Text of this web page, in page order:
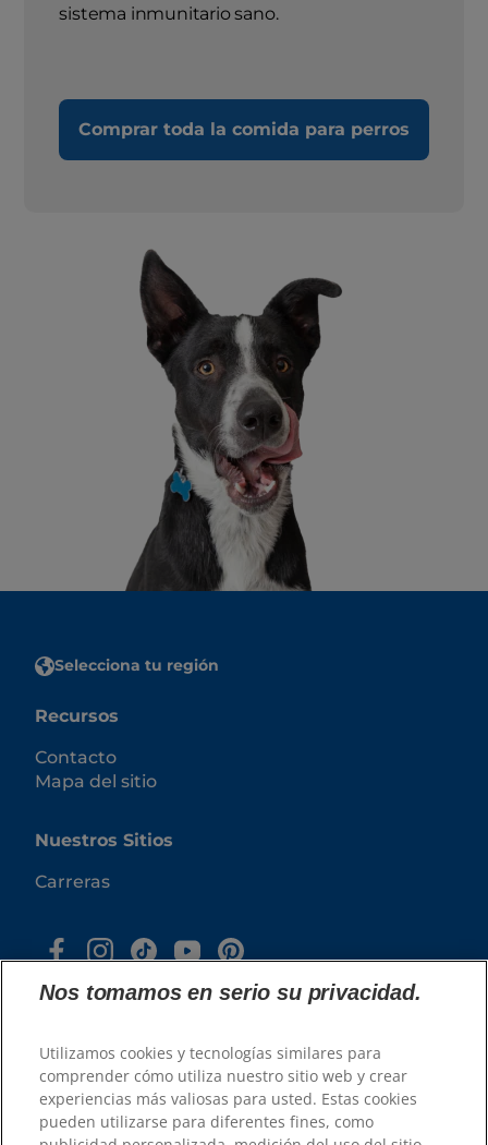
sistema inmunitario sano.
Comprar toda la comida para perros
Selecciona tu región
Recursos
Contacto
Mapa del sitio
Nuestros Sitios
Carreras
© 2025 Hill's Pet Nutrition, Inc.
Nos tomamos en serio su privacidad.
Utilizamos cookies y tecnologías similares para
comprender cómo utiliza nuestro sitio web y crear
experiencias más valiosas para usted. Estas cookies
pueden utilizarse para diferentes fines, como